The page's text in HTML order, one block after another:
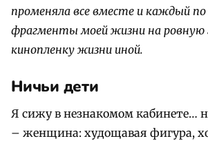
променяла все вместе и каждый
фрагменты моей жизни на ровную
кинопленку жизни иной.
Ничьи дети
Я сижу в незнакомом кабинете…
– женщина: худощавая фигура,